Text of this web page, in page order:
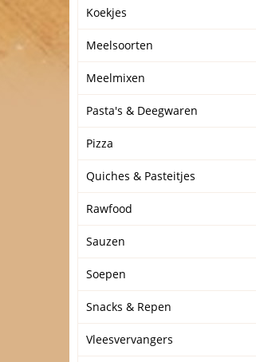
Koekjes
Meelsoorten
Meelmixen
Pasta's & Deegwaren
Pizza
Quiches & Pasteitjes
Rawfood
Sauzen
Soepen
Snacks & Repen
Vleesvervangers